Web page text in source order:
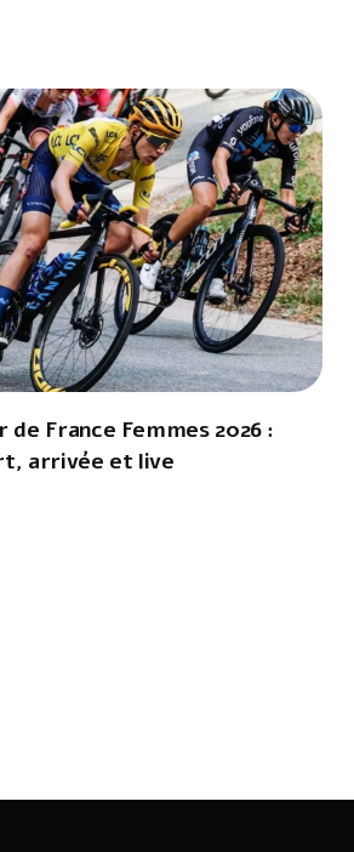
de France Femmes 2026 :
arrivée et live